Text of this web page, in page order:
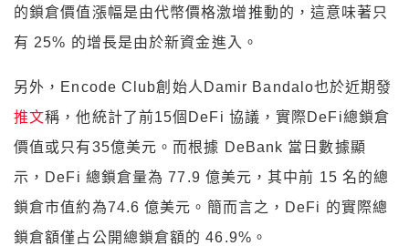
的鎖倉價值漲幅是由代幣價格激增推動的，這意味著只
有 25% 的增長是由於新資金進入。
另外，Encode Club創始人Damir Bandalo也於近期發
推文稱，他統計了前15個DeFi 協議，實際DeFi總鎖倉
價值或只有35億美元。而根據 DeBank 當日數據顯
示，DeFi 總鎖倉量為 77.9 億美元，其中前 15 名的總
鎖倉市值約為74.6 億美元。簡而言之，DeFi 的實際總
鎖倉額僅占公開總鎖倉額的 46.9%。